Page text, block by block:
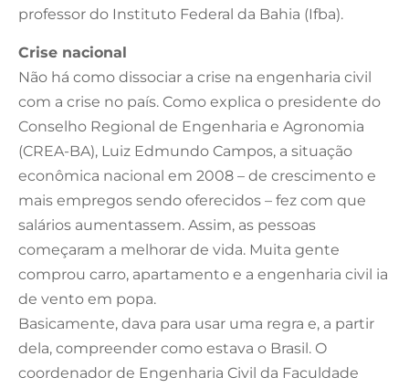
professor do Instituto Federal da Bahia (Ifba).
Crise nacional
Não há como dissociar a crise na engenharia civil
com a crise no país. Como explica o presidente do
Conselho Regional de Engenharia e Agronomia
(CREA-BA), Luiz Edmundo Campos, a situação
econômica nacional em 2008 – de crescimento e
mais empregos sendo oferecidos – fez com que
salários aumentassem. Assim, as pessoas
começaram a melhorar de vida. Muita gente
comprou carro, apartamento e a engenharia civil ia
de vento em popa.
Basicamente, dava para usar uma regra e, a partir
dela, compreender como estava o Brasil. O
coordenador de Engenharia Civil da Faculdade